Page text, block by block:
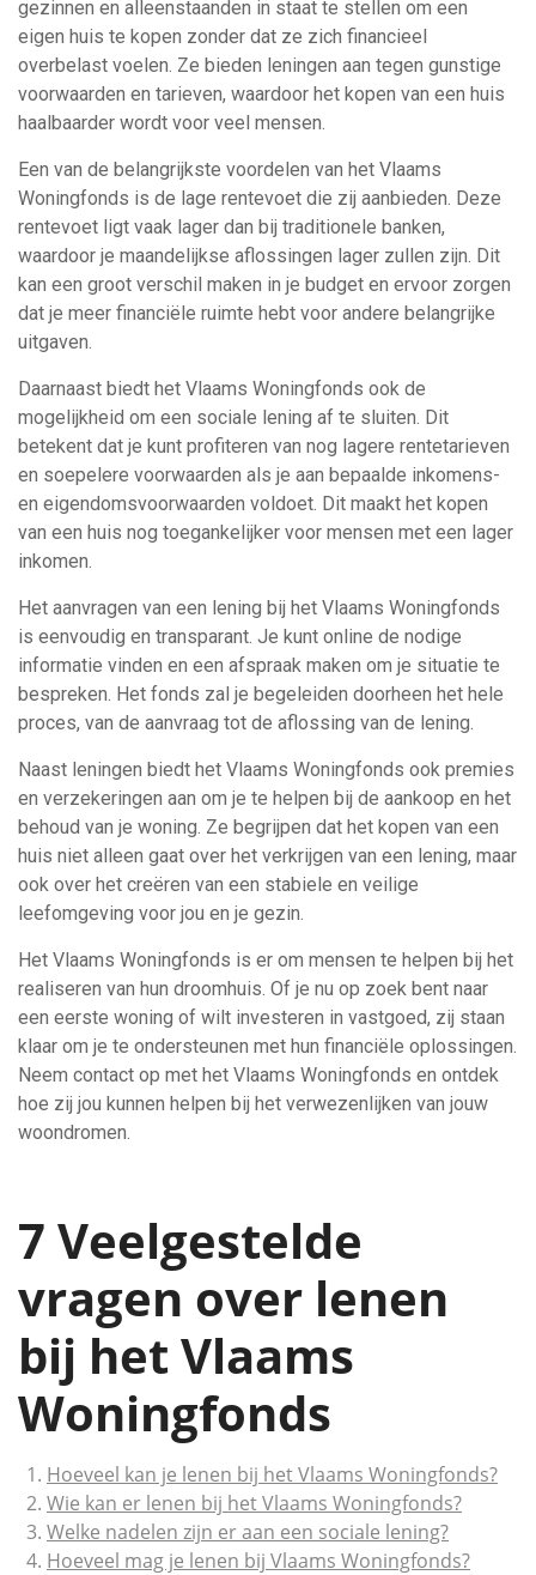
gezinnen en alleenstaanden in staat te stellen om een
eigen huis te kopen zonder dat ze zich financieel
overbelast voelen. Ze bieden leningen aan tegen gunstige
voorwaarden en tarieven, waardoor het kopen van een huis
haalbaarder wordt voor veel mensen.
Een van de belangrijkste voordelen van het Vlaams
Woningfonds is de lage rentevoet die zij aanbieden. Deze
rentevoet ligt vaak lager dan bij traditionele banken,
waardoor je maandelijkse aflossingen lager zullen zijn. Dit
kan een groot verschil maken in je budget en ervoor zorgen
dat je meer financiële ruimte hebt voor andere belangrijke
uitgaven.
Daarnaast biedt het Vlaams Woningfonds ook de
mogelijkheid om een sociale lening af te sluiten. Dit
betekent dat je kunt profiteren van nog lagere rentetarieven
en soepelere voorwaarden als je aan bepaalde inkomens-
en eigendomsvoorwaarden voldoet. Dit maakt het kopen
van een huis nog toegankelijker voor mensen met een lager
inkomen.
Het aanvragen van een lening bij het Vlaams Woningfonds
is eenvoudig en transparant. Je kunt online de nodige
informatie vinden en een afspraak maken om je situatie te
bespreken. Het fonds zal je begeleiden doorheen het hele
proces, van de aanvraag tot de aflossing van de lening.
Naast leningen biedt het Vlaams Woningfonds ook premies
en verzekeringen aan om je te helpen bij de aankoop en het
behoud van je woning. Ze begrijpen dat het kopen van een
huis niet alleen gaat over het verkrijgen van een lening, maar
ook over het creëren van een stabiele en veilige
leefomgeving voor jou en je gezin.
Het Vlaams Woningfonds is er om mensen te helpen bij het
realiseren van hun droomhuis. Of je nu op zoek bent naar
een eerste woning of wilt investeren in vastgoed, zij staan
klaar om je te ondersteunen met hun financiële oplossingen.
Neem contact op met het Vlaams Woningfonds en ontdek
hoe zij jou kunnen helpen bij het verwezenlijken van jouw
woondromen.
7 Veelgestelde
vragen over lenen
bij het Vlaams
Woningfonds
Hoeveel kan je lenen bij het Vlaams Woningfonds?
Wie kan er lenen bij het Vlaams Woningfonds?
Welke nadelen zijn er aan een sociale lening?
Hoeveel mag je lenen bij Vlaams Woningfonds?